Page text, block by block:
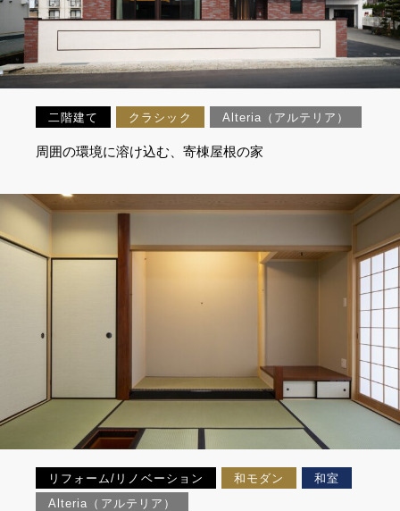
二階建て クラシック Alteria（アルテリア）
周囲の環境に溶け込む、寄棟屋根の家
リフォーム/リノベーション 和モダン
和室
Alteria（アルテリア）